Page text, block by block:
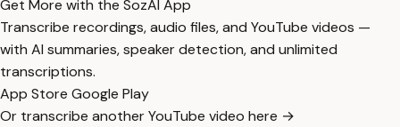
Get More with the SozAI App
Transcribe recordings, audio files, and YouTube videos —
with AI summaries, speaker detection, and unlimited
transcriptions.
App Store Google Play
Or transcribe another YouTube video here →